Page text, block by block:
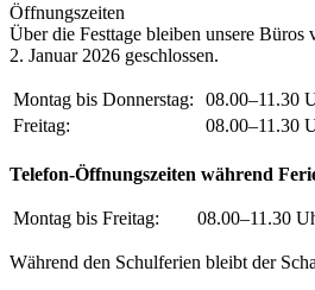
Öffnungszeiten
Über die Festtage bleiben unsere
2. Januar 2026 geschlossen.
Montag bis Donnerstag:
08.00–11.30
Freitag:
08.00–11.30
Telefon-Öffnungszeiten während
Montag bis Freitag: 08.00–11.30
Während den Schulferien bleibt der